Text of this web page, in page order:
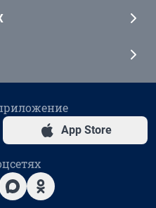
App Store